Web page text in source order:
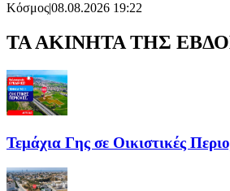
Κόσμος|08.08.2026 19:22
ΤΑ ΑΚΙΝΗΤΑ ΤΗΣ
Τεμάχια Γης σε Οικιστικές